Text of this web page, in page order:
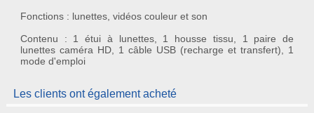
Fonctions : lunettes, vidéos couleur et son
Contenu : 1 étui à lunettes, 1 housse tissu, 1 paire de
lunettes caméra HD, 1 câble USB (recharge et transfert), 1
mode d'emploi
Les clients ont également acheté